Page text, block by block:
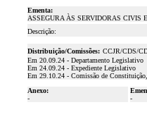
Ementa:
ASSEGURA ÀS SERVIDORAS CIVIS
Descrição:
Distribuição/Comissões: CCJR/CDS/
Em 20.09.24 - Departamento Legislativo
Em 24.09.24 - Expediente Legislativo
Em 29.10.24 - Comissão de Constituição,
Anexo:
-
-